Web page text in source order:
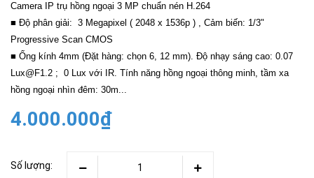
Camera IP trụ hồng ngoại 3 MP chuẩn nén H.264
■ Độ phân giải: 3 Megapixel ( 2048 x 1536p ) , Cảm biến: 1/3"
Progressive Scan CMOS
■ Ống kính 4mm (Đặt hàng: chọn 6, 12 mm). Độ nhạy sáng cao: 0.07
Lux@F1.2 ; 0 Lux với IR. Tính năng hồng ngoại thông minh, tầm xa
hồng ngoại nhìn đêm: 30m...
4.000.000₫
Số lượng: